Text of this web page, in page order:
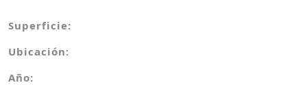
Superficie:
Ubicación:
Año: